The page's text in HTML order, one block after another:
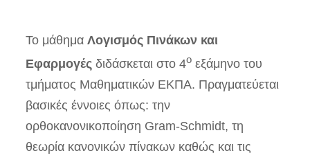
Το μάθημαΛογισμός Πινάκων και
Εφαρμογές διδάσκεται στο 4ο εξάμηνο του
τμήματος Μαθηματικών ΕΚΠΑ. Πραγματεύεται
βασικές έννοιες όπως: την
ορθοκανονικοποίηση Gram-Schmidt, τη
θεωρία κανονικών πίνακων καθώς και τις